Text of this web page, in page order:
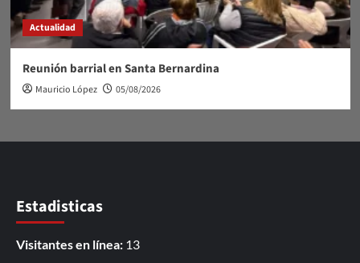
Actualidad
Reunión barrial en Santa Bernardina
Mauricio López 05/08/2026
Estadisticas
Visitantes en línea: 13